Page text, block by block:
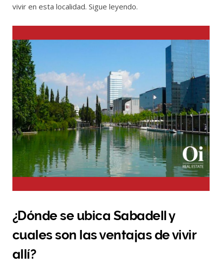
vivir en esta localidad. Sigue leyendo.
¿Dónde se ubica Sabadell y
cuales son las ventajas de vivir
allí?